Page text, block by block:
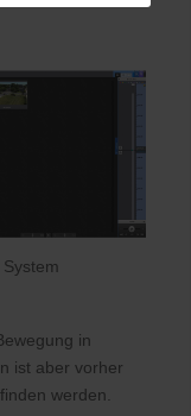
in
ist aber vorher
werden.